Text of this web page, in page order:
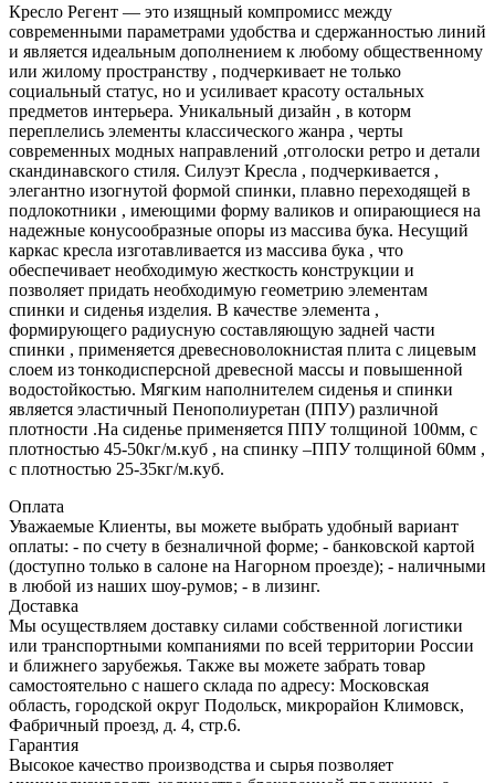
Кресло Регент — это изящный компромисс между
современными параметрами удобства и сдержанностью линий
и является идеальным дополнением к любому общественному
или жилому пространству , подчеркивает не только
социальный статус, но и усиливает красоту остальных
предметов интерьера. Уникальный дизайн , в которм
переплелись элементы классического жанра , черты
современных модных направлений ,отголоски ретро и детали
скандинавского стиля. Силуэт Кресла , подчеркивается ,
элегантно изогнутой формой спинки, плавно переходящей в
подлокотники , имеющими форму валиков и опирающиеся на
надежные конусообразные опоры из массива бука. Несущий
каркас кресла изготавливается из массива бука , что
обеспечивает необходимую жесткость конструкции и
позволяет придать необходимую геометрию элементам
спинки и сиденья изделия. В качестве элемента ,
формирующего радиусную составляющую задней части
спинки , применяется древесноволокнистая плита с лицевым
слоем из тонкодисперсной древесной массы и повышенной
водостойкостью. Мягким наполнителем сиденья и спинки
является эластичный Пенополиуретан (ППУ) различной
плотности .На сиденье применяется ППУ толщиной 100мм, с
плотностью 45-50кг/м.куб , на спинку –ППУ толщиной 60мм ,
с плотностью 25-35кг/м.куб.
Оплата
Уважаемые Клиенты, вы можете выбрать удобный вариант
оплаты: - по счету в безналичной форме; - банковской картой
(доступно только в салоне на Нагорном проезде); - наличными
в любой из наших шоу-румов; - в лизинг.
Доставка
Мы осуществляем доставку силами собственной логистики
или транспортными компаниями по всей территории России
и ближнего зарубежья. Также вы можете забрать товар
самостоятельно с нашего склада по адресу: Московская
область, городcкой округ Подольск, микрорайон Климовск,
Фабричный проезд, д. 4, стр.6.
Гарантия
Высокое качество производства и сырья позволяет